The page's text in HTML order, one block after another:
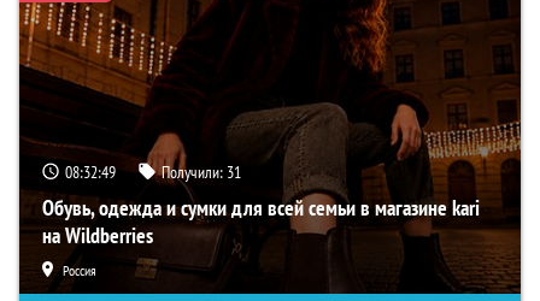
08:32:48 Получили: 31
Обувь, одежда и сумки для всей семьи в магазине kari
на Wildberries
Россия